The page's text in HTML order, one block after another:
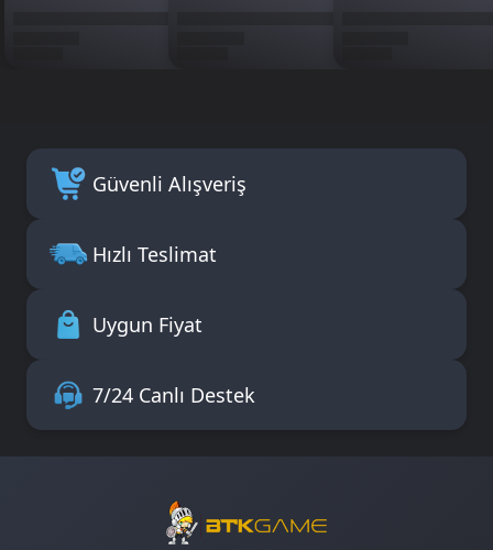
Güvenli Alışveriş
Hızlı Teslimat
Uygun Fiyat
7/24 Canlı Destek